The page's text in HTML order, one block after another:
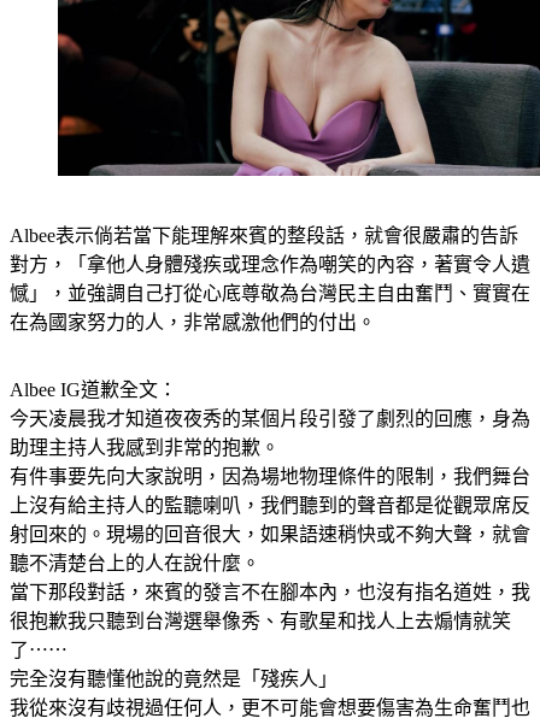
Albee表示倘若當下能理解來賓的整段話，就會很嚴肅的告訴
對方，「拿他人身體殘疾或理念作為嘲笑的內容，著實令人遺
憾」，並強調自己打從心底尊敬為台灣民主自由奮鬥、實實在
Albee IG道歉全文：
今天凌晨我才知道夜夜秀的某個片段引發了劇烈的回應，身為
助理主持人我感到非常的抱歉。
有件事要先向大家說明，因為場地物理條件的限制，我們舞台
上沒有給主持人的監聽喇叭，我們聽到的聲音都是從觀眾席反
射回來的。現場的回音很大，如果語速稍快或不夠大聲，就會
聽不清楚台上的人在說什麼。
當下那段對話，來賓的發言不在腳本內，也沒有指名道姓，我
很抱歉我只聽到台灣選舉像秀、有歌星和找人上去煽情就笑
了⋯⋯
完全沒有聽懂他說的竟然是「殘疾人」